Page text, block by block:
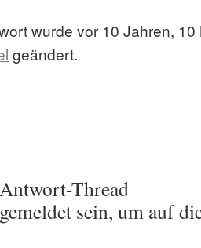
wurde vor 10 Jahren,
geändert.
Thread
sein, um auf